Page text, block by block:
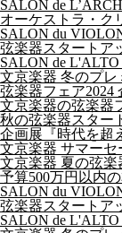
SALON de
オーケストラ・ク
SALON du
弦楽器スタートア
SALON de
文京楽器 冬のプレ
弦楽器フェア2024
文京楽器の弦楽器
秋の弦楽器スター
企画展『時代を超
文京楽器 サマーセ
文京楽器 夏の弦楽
予算500万円以内
SALON du
弦楽器スタートア
SALON de